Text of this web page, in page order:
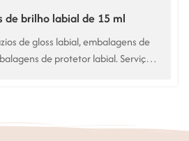
de brilho labial de 15 ml
de gloss labial, embalagens de
de protetor labial. Serviço